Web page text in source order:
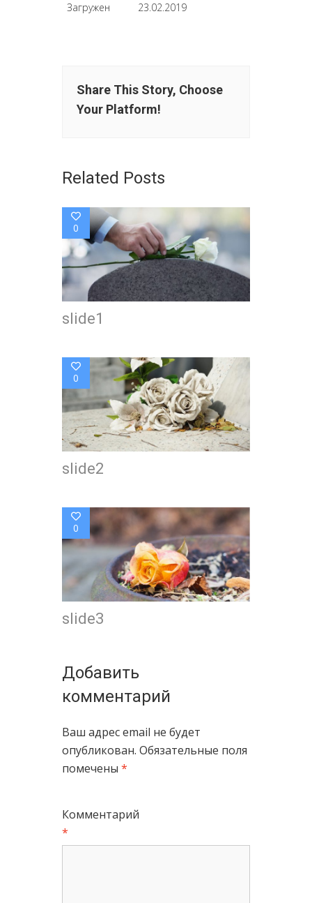
Загружен 23.02.2019
Share This Story, Choose
Your Platform!
Related Posts
0
slide1
0
slide2
0
slide3
Добавить
комментарий
Ваш адрес email не будет
опубликован. Обязательные поля
помечены *
Комментарий
*